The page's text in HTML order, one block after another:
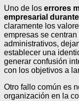
Uno de los errores
empresarial
claramente los
empresas se
administrativos,
establecer una
generar confusión
con los objetivos a
Otro fallo común es
organización en la